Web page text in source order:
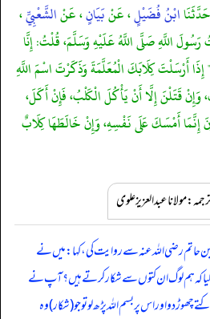
ابْنُ فُضَيْلٍ، عَنْبَيَانٍ، عَنْالشَّعْبِيِّ،
اللَّهِ صَلَّى اللَّهُ عَلَيْهِ وَسَلَّمَ، قُلْتُ: إِنَّا
أَرْسَلْتَ كِلَابَكَ الْمُعَلَّمَةَ وَذَكَرْتَ اسْمَ اللَّهِ
قَتَلْنَ إِلَّا أَنْ يَأْكُلَ الْكَلْبُ، فَإِنْ أَكَلَ،
أَمْسَكَ عَلَى نَفْسِهِ، وَإِنْ خَالَطَهَا كِلَابٌ
عبدالعزیز علوی
رضی اللہ عنہ سے روایت کی، کہا: میں نے
کہ ہم لوگ ان کتوں سے شکار کرتے ہیں؟ آپ نے
دو اور اس پر بسم اللہ پڑھ لو تو جو (شکار) وہ